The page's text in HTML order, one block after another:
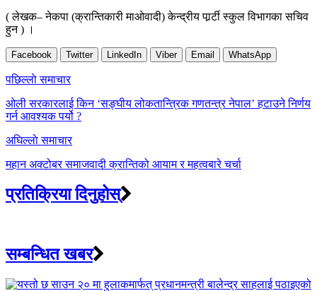
( लेखक– नेकपा (क्रान्तिकारी माओवादी) केन्द्रीय पार्र्टी स्कुल विभागका सचिव
हुन ) ।
Facebook Twitter LinkedIn Viber Email WhatsApp
Post
navigation
पछिल्लाे समाचार
ओली सरकारलाई किन ‘सङ्घीय लोकतान्त्रिक गणतन्त्र नेपाल’ हटाउने निर्णय
गर्न आवश्यक पर्यो ?
अघिल्लाे समाचार
महान अक्टोबर समाजवादी क्रान्तिको आयाम र महत्वबारे चर्चा
प्रतिक्रिया दिनुहोस्
सम्बन्धित खबर